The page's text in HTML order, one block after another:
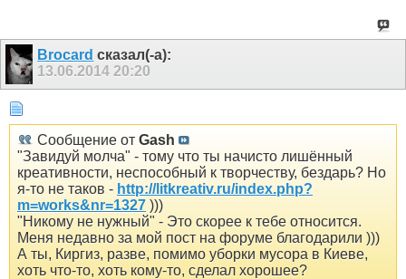
Brocard сказал(-а):
13.06.201420:20
Сообщение от Gash
"Завидуй молча" - тому что ты начисто лишённый
креативности, неспособный к творчеству, бездарь? Но
я-то не таков - http://litkreativ.ru/index.php?
m=works&nr=1327 )))
"Никому не нужный" - Это скорее к тебе относится.
Меня недавно за мой пост на форуме благодарили )))
А ты, Киргиз, разве, помимо уборки мусора в Киеве,
хоть что-то, хоть кому-то, сделал хорошее?